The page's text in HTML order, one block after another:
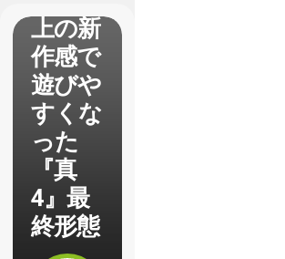
上の新
作感で
遊びや
すくな
った
『真
4』最
終形態